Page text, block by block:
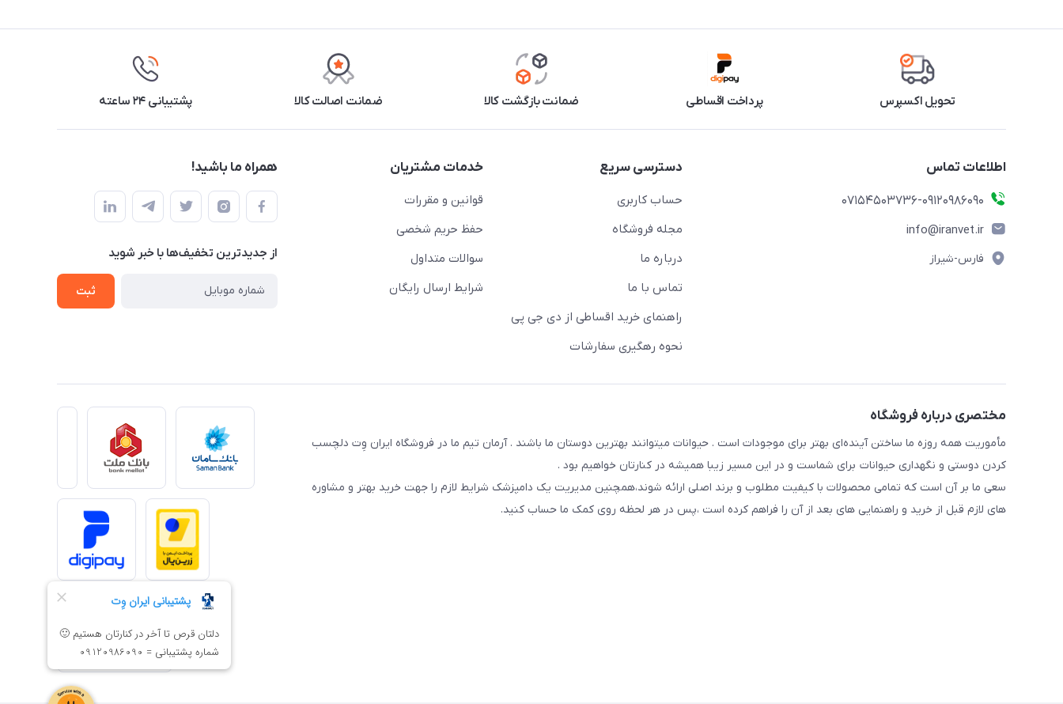
تحویل اکسپرس پرداخت اقساطی ضمانت بازگشت کالا ضمانت اصالت کالا پشتیبانی ۲۴ ساعته
اطلاعات تماس
07154503736-09120986090
info@iranvet.ir
فارس-شیراز
دسترسی سریع
حساب کاربری
مجله فروشگاه
درباره ما
تماس با ما
راهنمای خرید اقساطی از دی جی پی
نحوه رهگیری سفارشات
خدمات مشتریان
قوانین و مقررات
حفظ حریم شخصی
سوالات متداول
شرایط ارسال رایگان
همراه ما باشید!
از جدید‌ترین تخفیف‌ها با‌ خبر شوید
ثبت
مختصری درباره فروشگاه
مأموریت همه روزه ما ساختن آینده‌ای بهتر برای موجودات است . حیوانات میتوانند بهترین دوستان ما باشند . آرمان تیم ما در فروشگاه ایران وِت دلچسب
کردن دوستی و نگهداری حیوانات برای شماست و در این مسیر زیبا همیشه در کنارتان خواهیم بود .
سعی ما بر آن است که تمامی محصولات با کیفیت مطلوب و برند اصلی ارائه شوند،همچنین مدیریت یک دامپزشک شرایط لازم را جهت خرید بهتر و مشاوره
های لازم قبل از خرید و راهنمایی های بعد از آن را فراهم کرده است ،پس در هر لحظه روی کمک ما حساب کنید.